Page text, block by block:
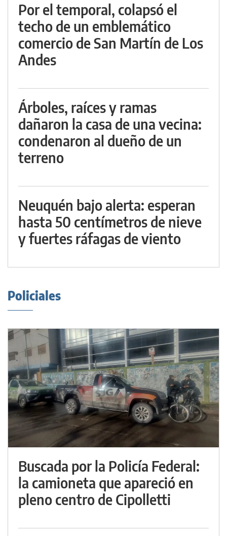
Por el temporal, colapsó el
techo de un emblemático
comercio de San Martín de Los
Andes
Árboles, raíces y ramas
dañaron la casa de una vecina:
condenaron al dueño de un
terreno
Neuquén bajo alerta: esperan
hasta 50 centímetros de nieve
y fuertes ráfagas de viento
Policiales
Buscada por la Policía Federal:
la camioneta que apareció en
pleno centro de Cipolletti